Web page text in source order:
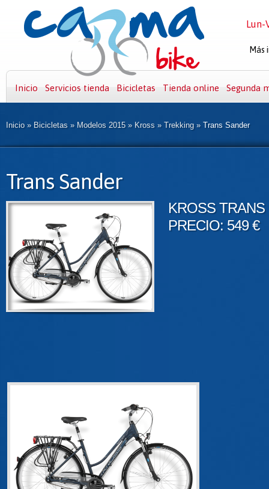
Inicio Servicios tienda Bicicletas Tienda online Segunda
Inicio » Bicicletas » Modelos 2015 » Kross » Trekking » Trans Sander
Trans Sander
KROSS
PRECIO: 549 €
Lun-
Más